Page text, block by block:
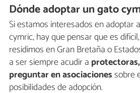
Dónde adoptar un gato
Si estamos interesados en adoptar
cymric, hay que pensar que es
residimos en Gran Bretaña o
a ser siempre acudir a
preguntar en asociacionessobre
posibilidades de adopción.